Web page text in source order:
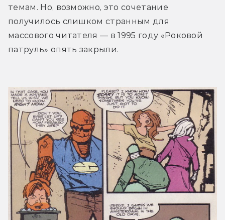
темам. Но, возможно, это сочетание
получилось слишком странным для
массового читателя — в 1995 году «Роковой
патруль» опять закрыли.